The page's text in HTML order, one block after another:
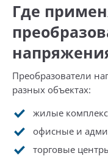
Где
Преобразователи
разных объектах:
жилые
офисные и
торговые